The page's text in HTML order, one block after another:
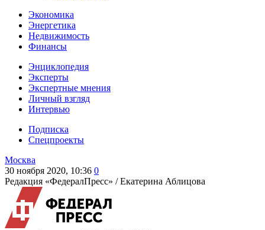
Экономика
Энергетика
Недвижимость
Финансы
Энциклопедия
Эксперты
Экспертные мнения
Личный взгляд
Интервью
Подписка
Спецпроекты
Москва
30 ноября 2020, 10:36 0
Редакция «ФедералПресс» /Екатерина Аблицова